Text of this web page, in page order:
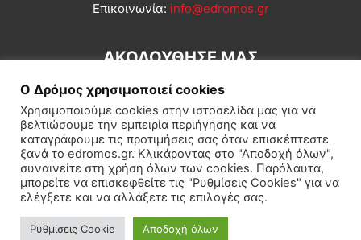
Επικοινωνία: info@edromos.gr
ΑΚΟΛΟΥΘΗΣΕ ΜΑΣ
Εγγραφή συνδρομητή Πολιτική Διεθνή Κοινωνία
Πολιτισμός Αφιερώματα
Ο Δρόμος χρησιμοποιεί cookies
Χρησιμοποιούμε cookies στην ιστοσελίδα μας για να
βελτιώσουμε την εμπειρία περιήγησης και να
καταγράφουμε τις προτιμήσεις σας όταν επισκέπτεστε
ξανά το edromos.gr. Κλικάροντας στο "Αποδοχή όλων",
συναινείτε στη χρήση όλων των cookies. Παρόλαυτα,
μπορείτε να επισκεφθείτε τις "Ρυθμίσεις Cookies" για να
ελέγξετε και να αλλάξετε τις επιλογές σας.
Ρυθμίσεις Cookie Αποδοχή όλων